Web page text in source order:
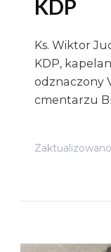
KDP
Ks. Wiktor
KDP,
odznaczony
cmentarzu
Zaktualizowano